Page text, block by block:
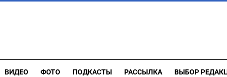
ВИДЕО ФОТО ПОДКАСТЫ РАССЫЛКА ВЫБОР